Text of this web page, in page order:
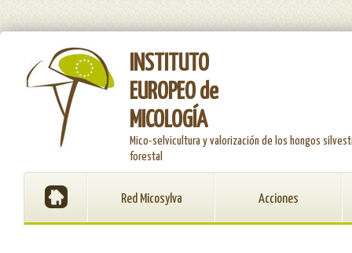
INSTITUTO
EUROPEO de
MICOLOGÍA
Mico-selvicultura y valorización de los hongos
forestal
Red Micosylva Acciones